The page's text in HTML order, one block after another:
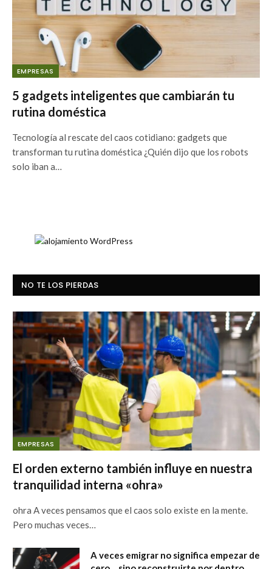
EMPRESAS
5 gadgets inteligentes que cambiarán tu
rutina doméstica
Tecnología al rescate del caos cotidiano: gadgets que
transforman tu rutina doméstica ¿Quién dijo que los robots
solo iban a…
NO TE LOS PIERDAS
EMPRESAS
El orden externo también influye en nuestra
tranquilidad interna «ohra»
ohra A veces pensamos que el caos solo existe en la mente.
Pero muchas veces…
A veces emigrar no significa empezar de